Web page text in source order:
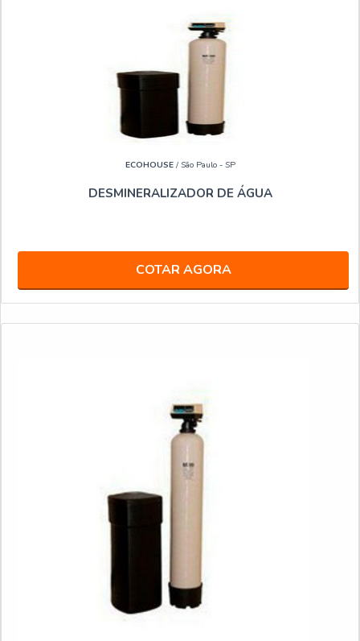
ECOHOUSE/ São Paulo - SP
DESMINERALIZADOR DE ÁGUA
COTAR AGORA